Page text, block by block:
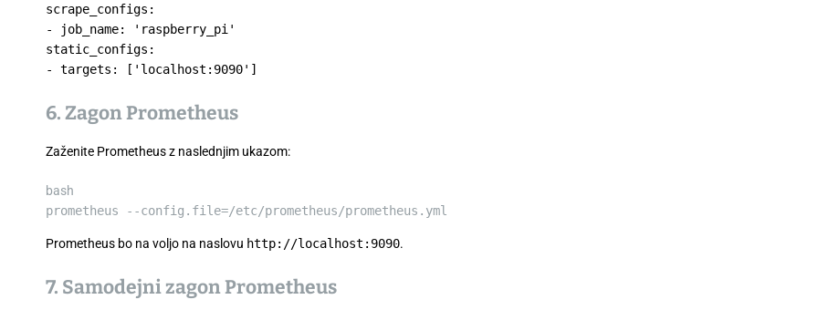
scrape_configs:
- job_name: 'raspberry_pi'
static_configs:
- targets: ['localhost:9090']
6. Zagon Prometheus
Zaženite Prometheus z naslednjim ukazom:
bash
prometheus --config.file=/etc/prometheus/prometheus.yml
Prometheus bo na voljo na naslovu http://localhost:9090.
7. Samodejni zagon Prometheus